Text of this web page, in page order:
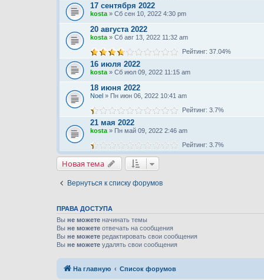
17 сентября 2022
kosta » Сб сен 10, 2022 4:30 pm
20 августа 2022
kosta » Сб авг 13, 2022 11:32 am
Рейтинг: 37.04%
16 июля 2022
kosta » Сб июл 09, 2022 11:15 am
18 июня 2022
Noel » Пн июн 06, 2022 10:41 am
Рейтинг: 3.7%
21 мая 2022
kosta » Пн май 09, 2022 2:46 am
Рейтинг: 3.7%
Новая тема
Вернуться к списку форумов
ПРАВА ДОСТУПА
Вы не можете начинать темы
Вы не можете отвечать на сообщения
Вы не можете редактировать свои сообщения
Вы не можете удалять свои сообщения
На главную Список форумов